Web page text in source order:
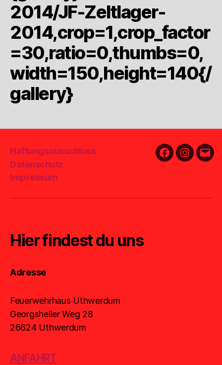
2014/JF-Zeltlager-
2014,crop=1,crop_factor
=30,ratio=0,thumbs=0,
width=150,height=140{/
gallery}
Haftungsausschluss
Datenschutz
Impressum
FacebookE-
Hier findest du uns
Adresse
Feuerwehrhaus Uthwerdum
Georgsheiler Weg 28
26624 Uthwerdum
ANFAHRT